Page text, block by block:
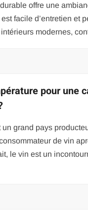
offre une
facile d’entretien et
modernes,
pour une
un grand pays
de vin
le vin est un